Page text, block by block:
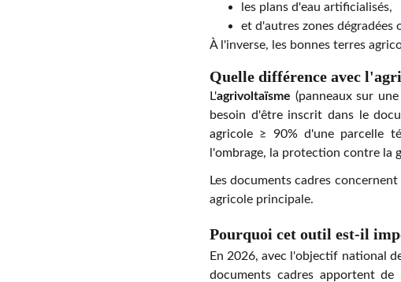
les plans d'eau artificialisés,
et d'autres zones dégradées
À l'inverse, les bonnes terres
Quelle différence avec
L'agrivoltaïsme (panneaux sur
besoin d'être inscrit dans le
agricole ≥ 90% d'une parcelle
l'ombrage, la protection contre la
Les documents cadres
agricole principale.
Pourquoi cet outil est-il
En 2026, avec l'objectif national
documents cadres apportent